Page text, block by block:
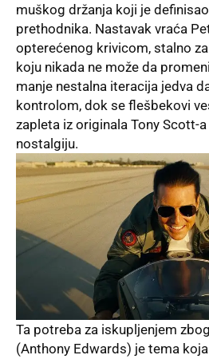
muškog držanja koji je
prethodnika. Nastavak vraća
opterećenog krivicom, stalno
koju nikada ne može da
manje nestalna iteracija jedva
kontrolom, dok se flešbekovi
zapleta iz originala Tony Scott-
nostalgiju.
Ta potreba za iskuplјenjem
(Anthony Edwards) je tema koja